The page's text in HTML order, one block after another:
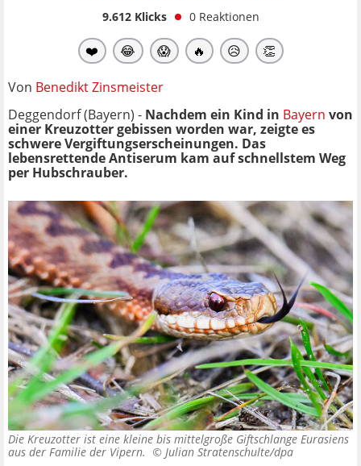
9.612Klicks 0 Reaktionen
❤️ 😂 😱 🔥 😥 👏
Von Benedikt Zinsmeister
Deggendorf (Bayern) - Nachdem ein Kind in Bayern von
einer Kreuzotter gebissen worden war, zeigte es
schwere Vergiftungserscheinungen. Das
lebensrettende Antiserum kam auf schnellstem Weg
per Hubschrauber.
Die Kreuzotter ist eine kleine bis mittelgroße Giftschlange Eurasiens
aus der Familie der Vipern. © Julian Stratenschulte/dpa